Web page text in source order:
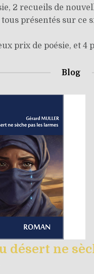
2 recueils de
tous présentés sur ce
prix de poésie, et
Blog
désert ne